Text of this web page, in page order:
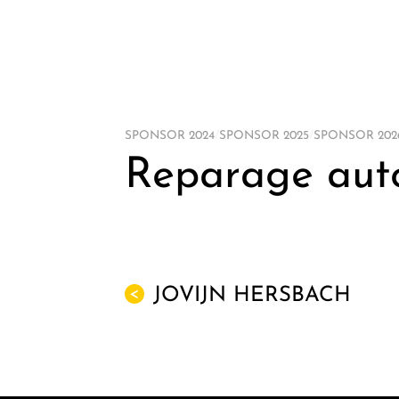
SPONSOR 2024 SPONSOR 2025 SPONSOR
Reparage
< JOVIJN HERSBACH